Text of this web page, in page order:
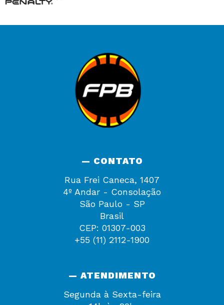
— CONTATO
Rua Frei Caneca, 1407
4º Andar - Consolação
São Paulo - SP
Brasil
CEP: 01307-003
+55 (11) 2112-1900
— ATENDIMENTO
Segunda à Sexta-feira